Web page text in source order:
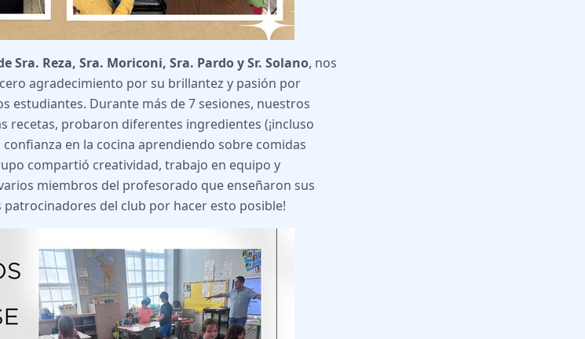
Sra. Reza, Sra. Moriconi, Sra. Pardo y Sr. Solano, nos
agradecimiento por su brillantez y pasión por
estudiantes. Durante más de 7 sesiones, nuestros
recetas, probaron diferentes ingredientes (¡incluso
en la cocina aprendiendo sobre comidas
compartió creatividad, trabajo en equipo y
miembros del profesorado que enseñaron sus
patrocinadores del club por hacer esto posible!